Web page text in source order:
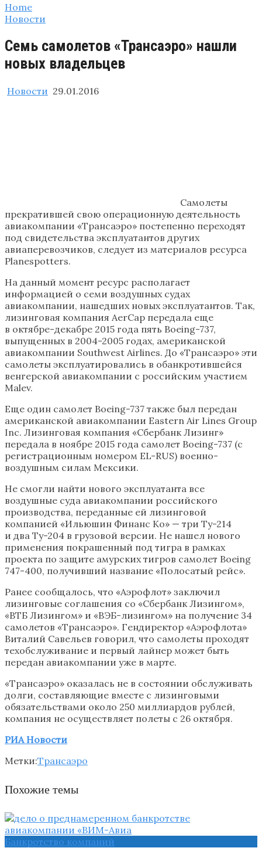
Home
Новости
Семь самолетов «Трансаэро» нашли
новых владельцев
Новости 29.01.2016
Самолеты
прекратившей свою операционную деятельность
авиакомпании «Трансаэро» постепенно переходят
под свидетельства эксплуатантов других
авиаперевозчиков, следует из материалов ресурса
Planespotters.
На данный момент ресурс располагает
информацией о семи воздушных судах
авиакомпании, нашедших новых эксплуатантов. Так,
лизинговая компания AerCap передала еще
в октябре-декабре 2015 года пять Boeing-737,
выпущенных в 2004-2005 годах, американской
авиакомпании Southwest Airlines. До «Трансаэро» эти
самолеты эксплуатировались в обанкротившейся
венгерской авиакомпании с российским участием
Malev.
Еще один самолет Boeing-737 также был передан
американской авиакомпании Eastern Air Lines Group
Inc. Лизинговая компания «Сбербанк Лизинг»
передала в ноябре 2015 года самолет Boeing-737 (с
регистрационным номером EL-RUS) военно-
воздушным силам Мексики.
Не смогли найти нового эксплуатанта все
воздушные суда авиакомпании российского
производства, переданные ей лизинговой
компанией «Ильюшин Финанс Ко» — три Ту-214
и два Ту-204 в грузовой версии. Не нашел нового
применения покрашенный под тигра в рамках
проекта по защите амурских тигров самолет Boeing
747-400, получивший название «Полосатый рейс».
Ранее сообщалось, что «Аэрофлот» заключил
лизинговые соглашения со «Сбербанк Лизингом»,
«ВТБ Лизингом» и «ВЭБ-лизингом» на получение 34
самолетов «Трансаэро». Гендиректор «Аэрофлота»
Виталий Савельев говорил, что самолеты проходят
техобслуживание и первый лайнер может быть
передан авиакомпании уже в марте.
«Трансаэро» оказалась не в состоянии обслуживать
долги, составляющие вместе с лизинговыми
обязательствами около 250 миллиардов рублей,
компания не осуществляет полеты с 26 октября.
РИА Новости
Метки:Трансаэро
Похожие темы
Банкротство компаний